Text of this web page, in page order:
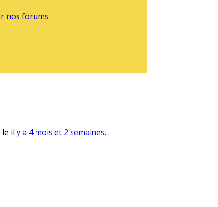
nos forums
le il y a 4 mois et 2 semaines.